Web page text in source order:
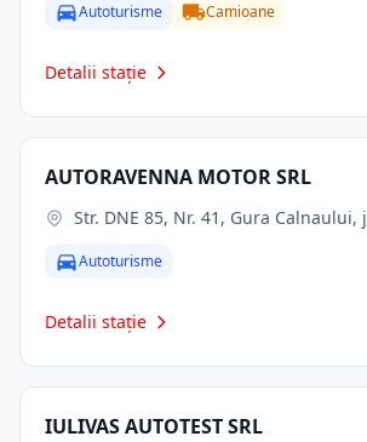
Autoturisme Camioane
Detalii stație
AUTORAVENNA MOTOR SRL
Str. DNE 85, Nr. 41, Gura Calnaului,
Autoturisme
Detalii stație
IULIVAS AUTOTEST SRL